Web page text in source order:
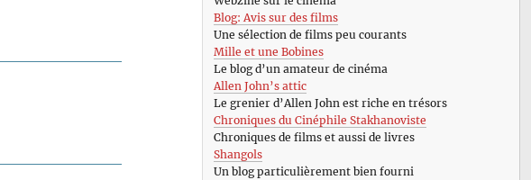
Blog: Avis sur des films
Une sélection de films peu courants
Mille et une Bobines
Le blog d’un amateur de cinéma
Allen John’s attic
Le grenier d’Allen John est riche en trésors
Chroniques du Cinéphile Stakhanoviste
Chroniques de films et aussi de livres
Shangols
Un blog particulièrement bien fourni